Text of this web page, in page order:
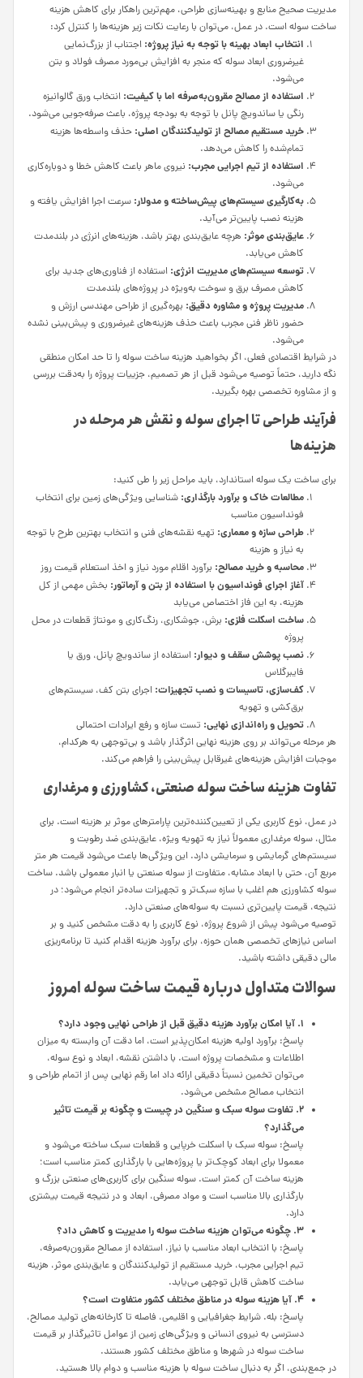
مدیریت صحیح منابع و بهینه‌سازی طراحی، مهم‌ترین راهکار برای کاهش هزینه
ساخت سوله است. در عمل، می‌توان با رعایت نکات زیر هزینه‌ها را کنترل کرد:
انتخاب ابعاد بهینه با توجه به نیاز پروژه: اجتناب از بزرگ‌نمایی
غیرضروری ابعاد سوله که منجر به افزایش بی‌مورد مصرف فولاد و بتن
می‌شود.
استفاده از مصالح مقرون‌به‌صرفه اما با کیفیت: انتخاب ورق گالوانیزه
رنگی یا ساندویچ پانل با توجه به بودجه پروژه، باعث صرفه‌جویی می‌شود.
خرید مستقیم مصالح از تولیدکنندگان اصلی: حذف واسطه‌ها هزینه
تمام‌شده را کاهش می‌دهد.
استفاده از تیم اجرایی مجرب: نیروی ماهر باعث کاهش خطا و دوباره‌کاری
می‌شود.
به‌کارگیری سیستم‌های پیش‌ساخته و مدولار: سرعت اجرا افزایش یافته و
هزینه نصب پایین‌تر می‌آید.
عایق‌بندی موثر: هرچه عایق‌بندی بهتر باشد، هزینه‌های انرژی در بلندمدت
کاهش می‌یابد.
توسعه سیستم‌های مدیریت انرژی: استفاده از فناوری‌های جدید برای
کاهش مصرف برق و سوخت به‌ویژه در پروژه‌های بلندمدت
مدیریت پروژه و مشاوره دقیق: بهره‌گیری از طراحی مهندسی ارزش و
حضور ناظر فنی مجرب باعث حذف هزینه‌های غیرضروری و پیش‌بینی نشده
می‌شود.
در شرایط اقتصادی فعلی، اگر بخواهید هزینه ساخت سوله را تا حد امکان منطقی
نگه دارید، حتماً توصیه می‌شود قبل از هر تصمیم، جزییات پروژه را به‌دقت بررسی
و از مشاوره تخصصی بهره بگیرید.
فرآیند طراحی تا اجرای سوله و نقش هر مرحله در
هزینه‌ها
برای ساخت یک سوله استاندارد، باید مراحل زیر را طی کنید:
مطالعات خاک و برآورد بارگذاری: شناسایی ویژگی‌های زمین برای انتخاب
فونداسیون مناسب
طراحی سازه و معماری: تهیه نقشه‌های فنی و انتخاب بهترین طرح با توجه
به نیاز و هزینه
محاسبه و خرید مصالح: برآورد اقلام مورد نیاز و اخذ استعلام قیمت روز
آغاز اجرای فونداسیون با استفاده از بتن و آرماتور: بخش مهمی از کل
هزینه، به این فاز اختصاص می‌یابد
ساخت اسکلت فلزی: برش، جوشکاری، رنگ‌کاری و مونتاژ قطعات در محل
پروژه
نصب پوشش سقف و دیوار: استفاده از ساندویچ پانل، ورق یا
فایبرگلاس
کف‌سازی، تاسیسات و نصب تجهیزات: اجرای بتن کف، سیستم‌های
برق‌کشی و تهویه
تحویل و راه‌اندازی نهایی: تست سازه و رفع ایرادات احتمالی
هر مرحله می‌تواند بر روی هزینه نهایی اثرگذار باشد و بی‌توجهی به هرکدام،
موجبات افزایش هزینه‌های غیرقابل پیش‌بینی را فراهم می‌کند.
تفاوت هزینه ساخت سوله صنعتی، کشاورزی و مرغداری
در عمل، نوع کاربری یکی از تعیین‌کننده‌ترین پارامترهای موثر بر هزینه است. برای
مثال، سوله مرغداری معمولاً نیاز به تهویه ویژه، عایق‌بندی ضد رطوبت و
سیستم‌های گرمایشی و سرمایشی دارد. این ویژگی‌ها باعث می‌شود قیمت هر متر
مربع آن، حتی با ابعاد مشابه، متفاوت از سوله صنعتی یا انبار معمولی باشد. ساخت
سوله کشاورزی هم اغلب با سازه سبک‌تر و تجهیزات ساده‌تر انجام می‌شود؛ در
نتیجه، قیمت پایین‌تری نسبت به سوله‌های صنعتی دارد.
توصیه می‌شود پیش از شروع پروژه، نوع کاربری را به دقت مشخص کنید و بر
اساس نیازهای تخصصی همان حوزه، برای برآورد هزینه اقدام کنید تا برنامه‌ریزی
مالی دقیقی داشته باشید.
سوالات متداول درباره قیمت ساخت سوله امروز
۱. آیا امکان برآورد هزینه دقیق قبل از طراحی نهایی وجود دارد؟
پاسخ: برآورد اولیه هزینه امکان‌پذیر است، اما دقت آن وابسته به میزان
اطلاعات و مشخصات پروژه است. با داشتن نقشه، ابعاد و نوع سوله،
می‌توان تخمین نسبتاً دقیقی ارائه داد اما رقم نهایی پس از اتمام طراحی و
انتخاب مصالح مشخص می‌شود.
۲. تفاوت سوله سبک و سنگین در چیست و چگونه بر قیمت تاثیر
می‌گذارد؟
پاسخ: سوله سبک با اسکلت خرپایی و قطعات سبک ساخته می‌شود و
معمولا برای ابعاد کوچک‌تر یا پروژه‌هایی با بارگذاری کمتر مناسب است؛
هزینه ساخت آن کمتر است. سوله سنگین برای کاربری‌های صنعتی بزرگ و
بارگذاری بالا مناسب است و مواد مصرفی، ابعاد و در نتیجه قیمت بیشتری
دارد.
۳. چگونه می‌توان هزینه ساخت سوله را مدیریت و کاهش داد؟
پاسخ: با انتخاب ابعاد مناسب با نیاز، استفاده از مصالح مقرون‌به‌صرفه،
تیم اجرایی مجرب، خرید مستقیم از تولیدکنندگان و عایق‌بندی موثر، هزینه
ساخت کاهش قابل توجهی می‌یابد.
۴. آیا هزینه سوله در مناطق مختلف کشور متفاوت است؟
پاسخ: بله. شرایط جغرافیایی و اقلیمی، فاصله تا کارخانه‌های تولید مصالح،
دسترسی به نیروی انسانی و ویژگی‌های زمین از عوامل تاثیرگذار بر قیمت
ساخت سوله در شهرها و مناطق مختلف کشور هستند.
در جمع‌بندی، اگر به دنبال ساخت سوله با هزینه مناسب و دوام بالا هستید،